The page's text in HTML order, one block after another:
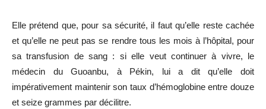
Elle prétend que, pour sa sécurité, il faut qu’elle reste cachée
et qu’elle ne peut pas se rendre tous les mois à l’hôpital, pour
sa transfusion de sang : si elle veut continuer à vivre, le
médecin du Guoanbu, à Pékin, lui a dit qu’elle doit
impérativement maintenir son taux d’hémoglobine entre douze
et seize grammes par décilitre.